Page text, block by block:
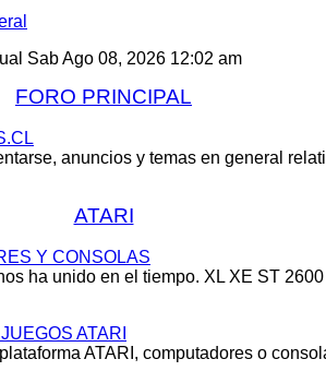
Sab Ago 08, 2026 12:02 am
FORO PRINCIPAL
anuncios y temas en general
ATARI
Y CONSOLAS
ha unido en el tiempo. XL XE ST
ATARI
ATARI, computadores o